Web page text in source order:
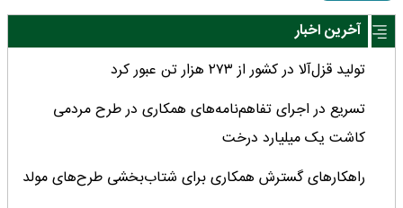
آخرین اخبار
تولید قزل‌آلا در کشور از ۲۷۳ هزار تن عبور کرد
تسریع در اجرای تفاهم‌نامه‌های همکاری در طرح مردمی
کاشت یک میلیارد درخت
راهکارهای گسترش همکاری برای شتاب‌بخشی طرح‌های مولد